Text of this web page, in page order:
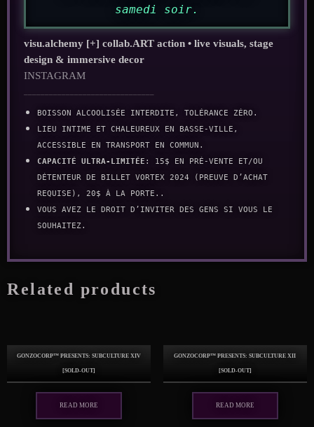
samedi soir.
visu.alchemy [+] collab.ART action • live visuals, stage
design & immersive decor
INSTAGRAM
BOISSON ALCOOLISÉE INTERDITE, tolérance zéro.
Lieu intime et chaleureux en Basse-Ville,
accessible en transport en commun.
Capacité ULTRA-LIMITÉE: 15$ en pré-vente et/ou
détenteur de billet VORTEX 2024 (preuve d’achat
requise), 20$ à la porte..
Vous avez le droit d’inviter des gens si vous le
souhaitez.
Related products
GonzoCORP™ presents: Subculture XIV
[sold-out]
Read more
GonzoCORP™ presents: Subculture XII
[sold-out]
Read more